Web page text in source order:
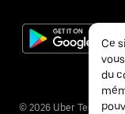
© 2026 Uber
Ce
du